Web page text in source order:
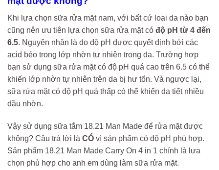
Khi lựa chọn sữa rửa mặt nam, với bất cứ loại da nào bạn
cũng nên ưu tiên lựa chọn sữa rửa mặt có độ pH từ 4 đến
6.5. Nguyên nhân là do độ pH được quyết định bởi các
acid béo trong lớp nhờn tự nhiên trong da. Trường hợp
bạn sử dụng sữa rửa mặt có độ pH quá cao trên 6.5 có thể
khiến lớp nhờn tự nhiên trên da bị hư tổn. Và ngược lại,
sữa rửa mặt có độ pH quá thấp có thể khiến da tiết nhiều
dầu nhờn.
Vậy sử dụng sữa tắm 18.21 Man Made để rửa mặt được
không? Câu trả lời là CÓ vì sản phẩm có độ pH phù hợp.
Sản phẩm 18.21 Man Made Carry On 4 in 1 chính là lựa
chọn phù hợp cho anh em dùng làm sữa rửa mặt.